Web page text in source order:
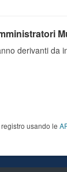
derivanti da
usando le